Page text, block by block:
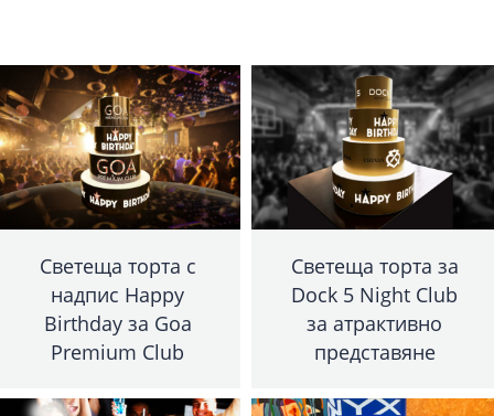
Светеща торта с
надпис Happy
Birthday за Goa
Premium Club
Светеща торта за
Dock 5 Night Club
за атрактивно
представяне